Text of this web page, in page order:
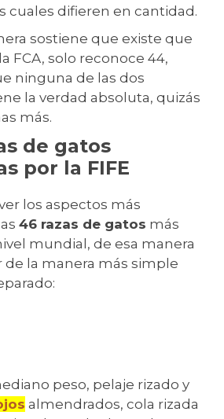
cuales difieren en cantidad.
sostiene que existe que
FCA, solo reconoce 44,
ninguna de las dos
la verdad absoluta, quizás
más.
de gatos
por la FIFE
los aspectos más
46 razas de gatos más
mundial, de esa manera
de la manera más simple
peso, pelaje rizado y
almendrados, cola rizada